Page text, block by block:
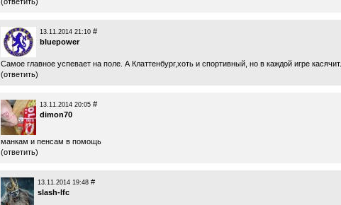
13.11.2014 21:10 #
bluepower
Самое главное успевает на поле. А Клаттенбург,хоть и спортивный, но в каждой игре касячит.
(ответить)
13.11.2014 20:05 #
dimon70
манкам и пенсам в помощь
(ответить)
13.11.2014 19:48 #
slash-lfc